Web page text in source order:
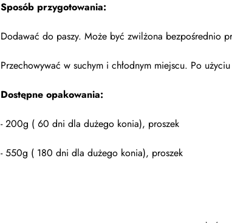
Sposób przygotowania:
Dodawać do paszy. Może być zwilżona bezpośrednio
Przechowywać w suchym i chłodnym miejscu. Po
Dostępne opakowania:
- 200g ( 60 dni dla dużego konia), proszek
- 550g ( 180 dni dla dużego konia), proszek